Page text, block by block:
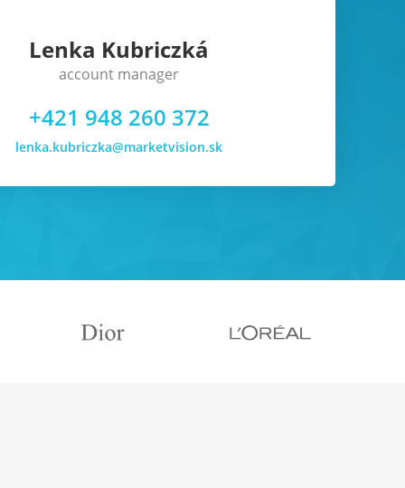
Lenka Kubriczká
account manager
+421 948 260 372
lenka.kubriczka@marketvision.sk